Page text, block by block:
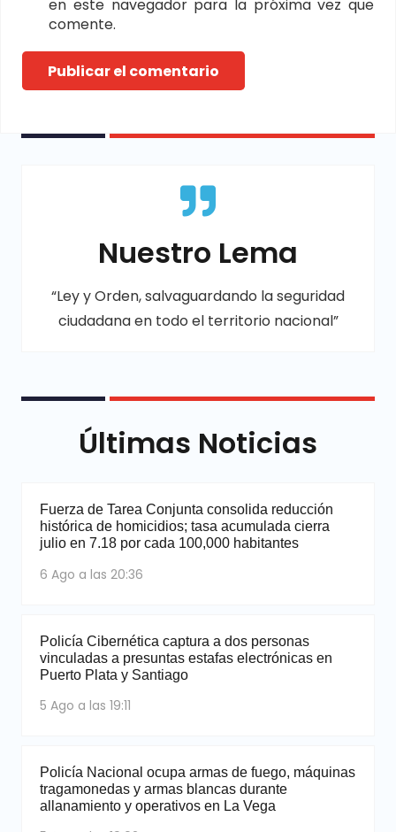
en este navegador para la próxima vez que
comente.
Publicar el comentario
Nuestro Lema
“Ley y Orden, salvaguardando la seguridad
ciudadana en todo el territorio nacional”
Últimas Noticias
Fuerza de Tarea Conjunta consolida reducción
histórica de homicidios; tasa acumulada cierra
julio en 7.18 por cada 100,000 habitantes
6 Ago a las 20:36
Policía Cibernética captura a dos personas
vinculadas a presuntas estafas electrónicas en
Puerto Plata y Santiago
5 Ago a las 19:11
Policía Nacional ocupa armas de fuego, máquinas
tragamonedas y armas blancas durante
allanamiento y operativos en La Vega